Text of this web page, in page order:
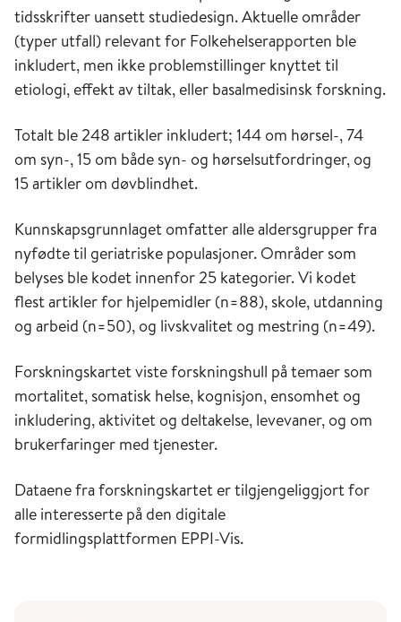
tidsskrifter uansett studiedesign. Aktuelle områder
(typer utfall) relevant for Folkehelserapporten ble
inkludert, men ikke problemstillinger knyttet til
etiologi, effekt av tiltak, eller basalmedisinsk forskning.
Totalt ble 248 artikler inkludert; 144 om hørsel-, 74
om syn-, 15 om både syn- og hørselsutfordringer, og
15 artikler om døvblindhet.
Kunnskapsgrunnlaget omfatter alle aldersgrupper fra
nyfødte til geriatriske populasjoner. Områder som
belyses ble kodet innenfor 25 kategorier. Vi kodet
flest artikler for hjelpemidler (n=88), skole, utdanning
og arbeid (n=50), og livskvalitet og mestring (n=49).
Forskningskartet viste forskningshull på temaer som
mortalitet, somatisk helse, kognisjon, ensomhet og
inkludering, aktivitet og deltakelse, levevaner, og om
brukerfaringer med tjenester.
Dataene fra forskningskartet er tilgjengeliggjort for
alle interesserte på den digitale
formidlingsplattformen EPPI-Vis.